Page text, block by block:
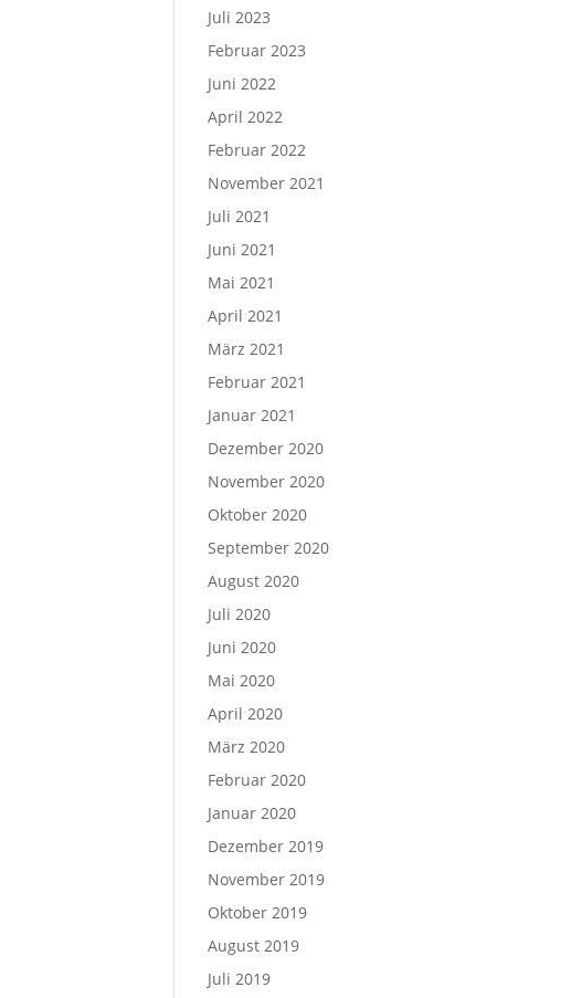
Juli 2023
Februar 2023
Juni 2022
April 2022
Februar 2022
November 2021
Juli 2021
Juni 2021
Mai 2021
April 2021
März 2021
Februar 2021
Januar 2021
Dezember 2020
November 2020
Oktober 2020
September 2020
August 2020
Juli 2020
Juni 2020
Mai 2020
April 2020
März 2020
Februar 2020
Januar 2020
Dezember 2019
November 2019
Oktober 2019
August 2019
Juli 2019